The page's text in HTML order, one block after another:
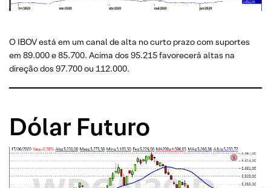
O IBOV está em um canal de alta no curto prazo com suportes
em 89.000 e 85.700. Acima dos 95.215 favorecerá altas na
direção dos 97.700 ou 112.000.
Dólar Futuro